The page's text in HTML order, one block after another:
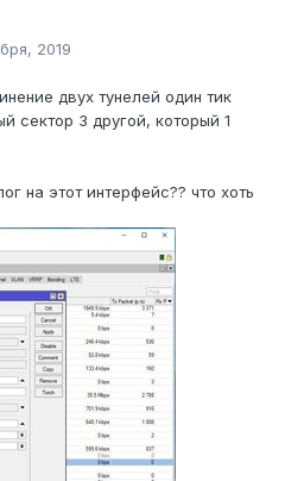
2019
двух тунелей один тик
сектор 3 другой, который 1
на этот интерфейс?? что хоть